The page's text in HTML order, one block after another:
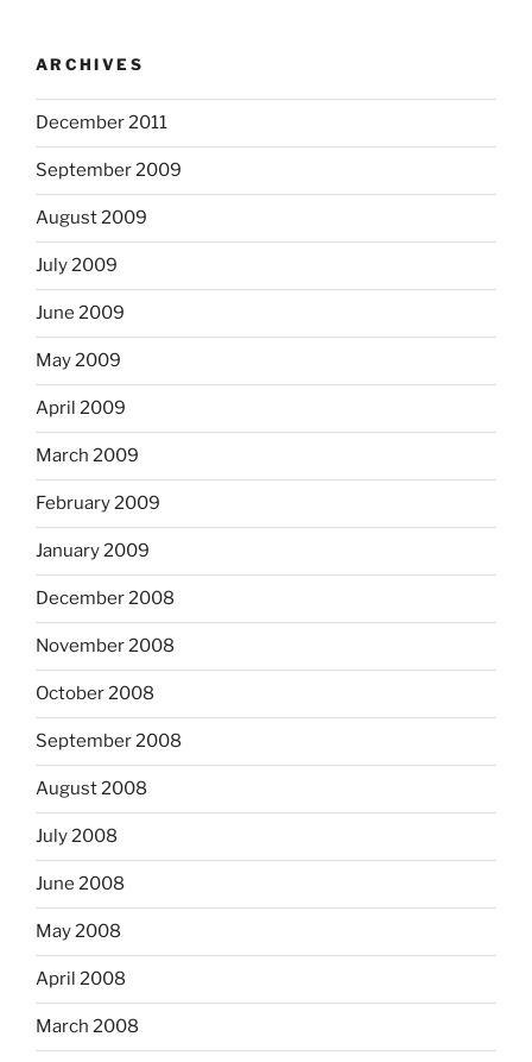
ARCHIVES
December 2011
September 2009
August 2009
July 2009
June 2009
May 2009
April 2009
March 2009
February 2009
January 2009
December 2008
November 2008
October 2008
September 2008
August 2008
July 2008
June 2008
May 2008
April 2008
March 2008